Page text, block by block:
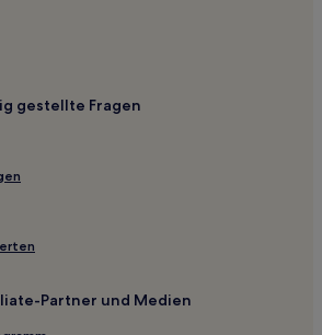
Hotels
UMSL North
Arch Visitor Center
gestellte Fragen
Partner und Medien